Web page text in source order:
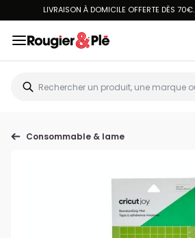
LIVRAISON À DOMICILE OFFERTE DÈS 70€.
Consommable & lame